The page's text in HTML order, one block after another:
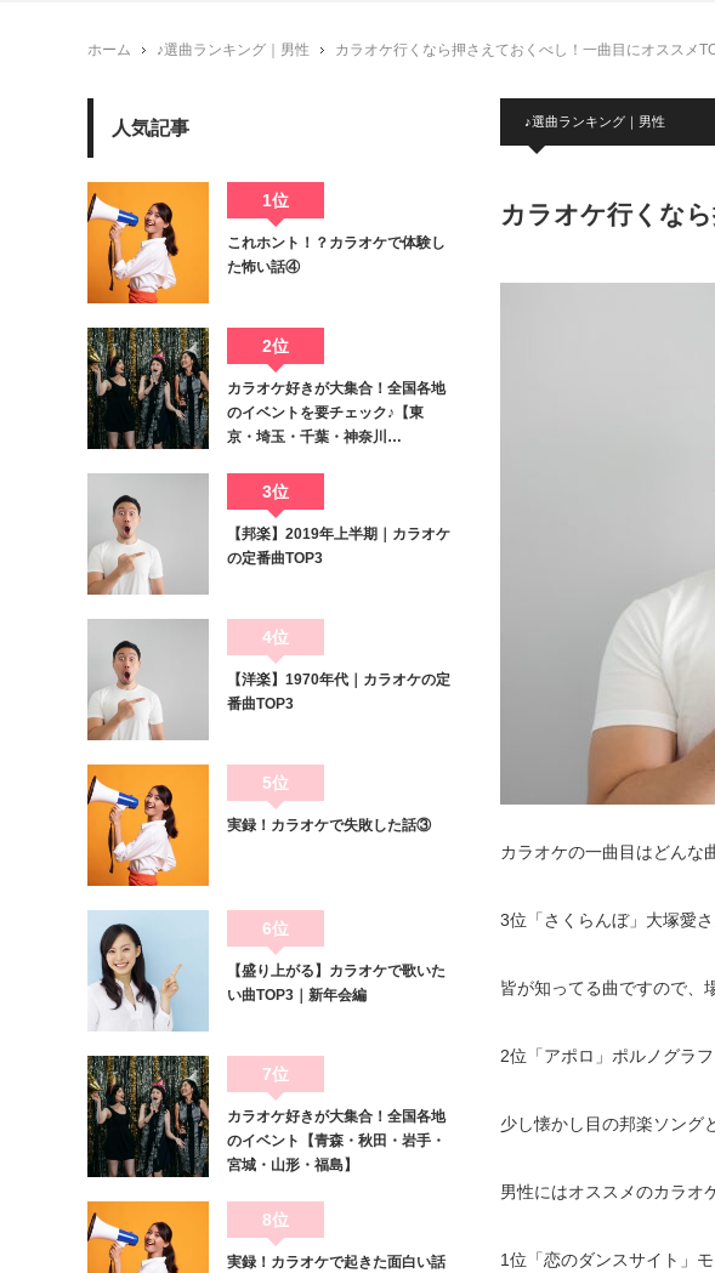
ホーム ♪選曲ランキング｜男性 カラオケ行くなら押さえておくべし！一曲目にオススメ
♪選曲ランキング｜男性
カラオケ行くな
カラオケの一曲目はどんな
3位「さくらんぼ」大塚愛
皆が知ってる曲ですので、
2位「アポロ」ポルノグラ
少し懐かし目の邦楽ソング
男性にはオススメのカラオ
1位「恋のダンスサイト」
人気記事
1位
これホント！？カラオケで体験し
た怖い話④
2位
カラオケ好きが大集合！全国各地
のイベントを要チェック♪【東
京・埼玉・千葉・神奈川…
3位
【邦楽】2019年上半期｜カラオケ
の定番曲TOP3
4位
【洋楽】1970年代｜カラオケの定
番曲TOP3
5位
実録！カラオケで失敗した話③
6位
【盛り上がる】カラオケで歌いた
い曲TOP3｜新年会編
7位
カラオケ好きが大集合！全国各地
のイベント【青森・秋田・岩手・
宮城・山形・福島】
8位
実録！カラオケで起きた面白い話